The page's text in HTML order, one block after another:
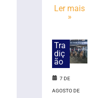
parcialmente
submerso
mangue
Ler mais
»
Tra
diç
ão
7 DE
AGOSTO DE